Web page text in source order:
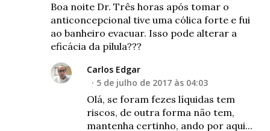
Boa noite Dr. Três horas após tomar o
anticoncepcional tive uma cólica forte e fui
ao banheiro evacuar. Isso pode alterar a
eficácia da pílula???
Carlos Edgar
5 de julho de 2017 às 04:03
Olá, se foram fezes líquidas tem
riscos, de outra forma não tem,
mantenha certinho, ando por aqui...